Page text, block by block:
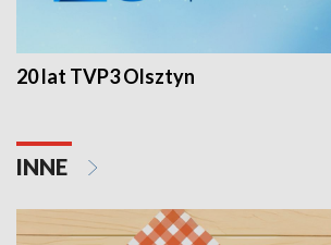
20 lat TVP3 Olsztyn
INNE